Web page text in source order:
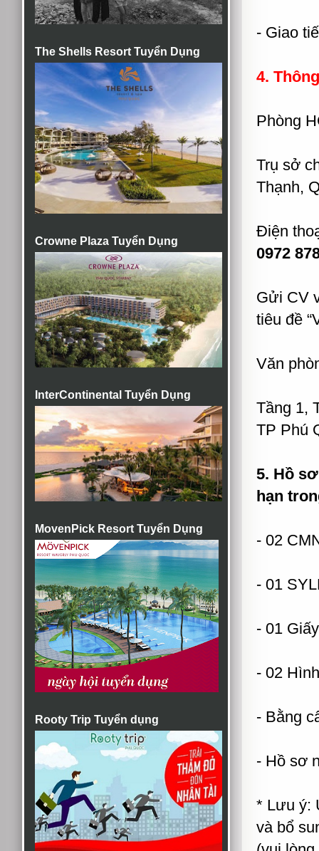
The Shells Resort Tuyển Dụng
Crowne Plaza Tuyển Dụng
InterContinental Tuyển Dụng
MovenPick Resort Tuyển Dụng
Rooty Trip Tuyển dụng
- Giao
4.
Phòng
Trụ sở
Thạnh,
Điện
0972
Gửi CV
tiêu đề
Văn
Tầng 1,
TP Phú
5. Hồ
hạn
- 02
- 01
- 01
- 02
- Bằng
- Hồ sơ
* Lưu ý:
và bổ